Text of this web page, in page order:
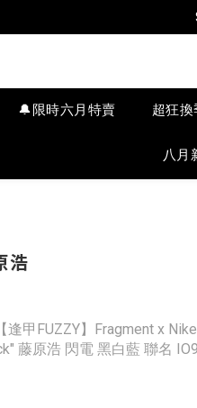
🔔限時六月特賣 超狂
八月
浩